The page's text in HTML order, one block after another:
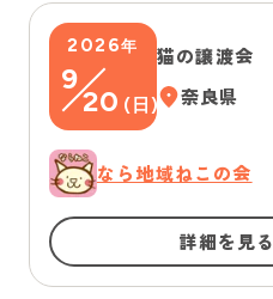
2026年
9
20 ( 日)
猫の譲渡会
奈良県
なら地域ねこの会
詳細を見る